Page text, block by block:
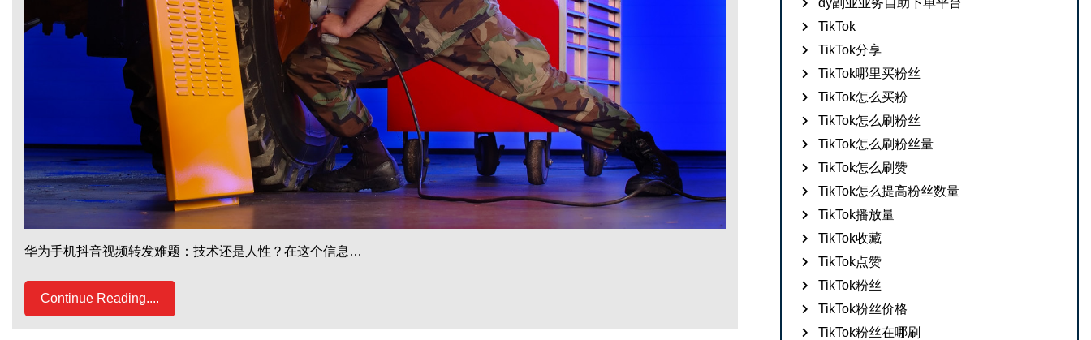
华为手机抖音视频转发难题：技术还是人性？在这个信息…
Continue Reading....
dy副业业务自助下单平台
TikTok
TikTok分享
TikTok哪里买粉丝
TikTok怎么买粉
TikTok怎么刷粉丝
TikTok怎么刷粉丝量
TikTok怎么刷赞
TikTok怎么提高粉丝数量
TikTok播放量
TikTok收藏
TikTok点赞
TikTok粉丝
TikTok粉丝价格
TikTok粉丝在哪刷